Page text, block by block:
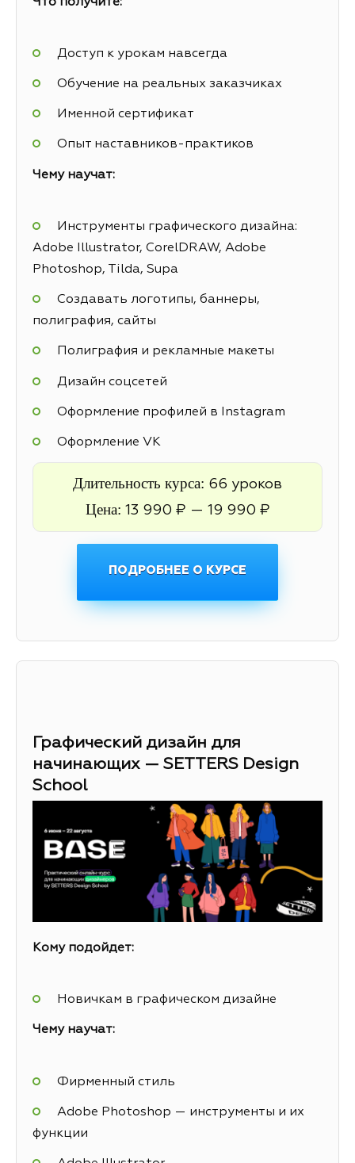
Доступ к урокам навсегда
Обучение на реальных заказчиках
Именной сертификат
Опыт наставников-практиков
Чему научат:
Инструменты графического дизайна:
Adobe Illustrator, CorelDRAW, Adobe
Photoshop, Tilda, Supa
Создавать логотипы, баннеры,
полиграфия, сайты
Полиграфия и рекламные макеты
Дизайн соцсетей
Оформление профилей в Instagram
Оформление VK
Длительность курса: 66 уроков
Цена: 13 990 ₽ — 19 990 ₽
ПОДРОБНЕЕ О КУРСЕ
Графический дизайн для
начинающих — SETTERS Design
School
Кому подойдет:
Новичкам в графическом дизайне
Чему научат:
Фирменный стиль
Adobe Photoshop — инструменты и их
функции